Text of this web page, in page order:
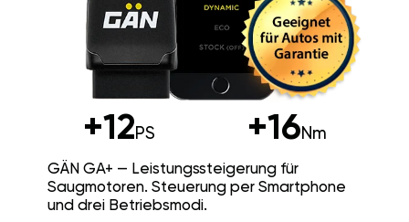
+12PS +16Nm
GÄN GA+ — Leistungssteigerung für
Saugmotoren. Steuerung per Smartphone
und drei Betriebsmodi.